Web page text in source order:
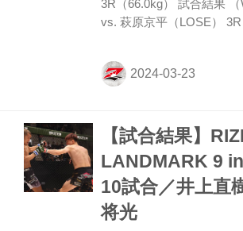
3R（66.0kg） 試合結果 （
vs. 萩原京平（LOSE）
を踏み、萩原の周囲を回
ルで来ても萩原は押し戻
伸ばす。武田はタックル
呼応した萩原がヒザを返
下腹部に。武田はうめき
な視線で天井を見上げる
試合中止かとも思われた
原にイエローカードが出
【試合結果】
LANDMARK 9
10試合／井上直
将光